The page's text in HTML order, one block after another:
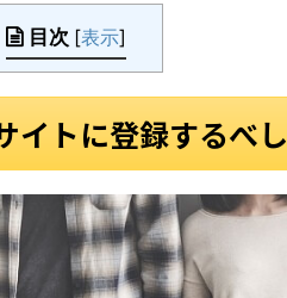
目次 [表示]
イトに登録するべし